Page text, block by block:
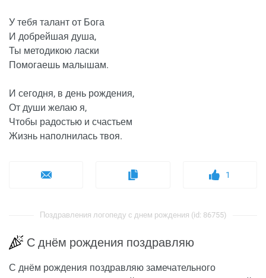
У тебя талант от Бога
И добрейшая душа,
Ты методикою ласки
Помогаешь малышам.
И сегодня, в день рождения,
От души желаю я,
Чтобы радостью и счастьем
Жизнь наполнилась твоя.
1
Поздравления логопеду с днем рождения (id: 86755)
С днём рождения поздравляю
С днём рождения поздравляю замечательного